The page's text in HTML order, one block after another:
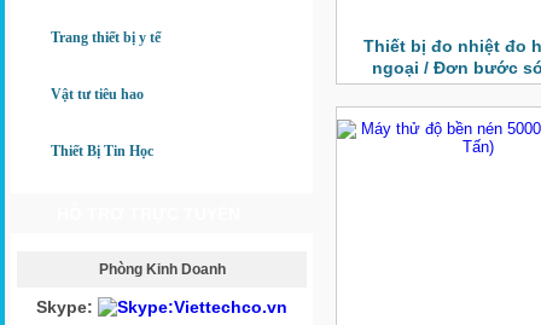
Trang thiết bị y tế
Vật tư tiêu hao
Thiết Bị Tin Học
Phòng Kinh Doanh
Skype:
Thiết bị đo nhiệt đo
ngoại / Đơn bước